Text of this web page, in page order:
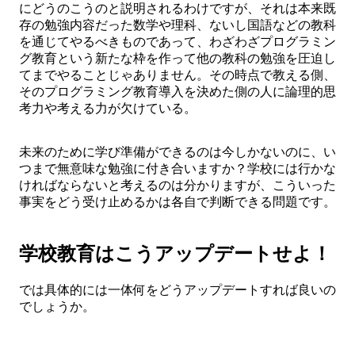
にどうのこうのと説明されるわけですが、それは本来既
存の勉強内容だった数学や理科、ないし国語などの教科
を通じてやるべきものであって、わざわざプログラミン
グ教育という新たな枠を作って他の教科の勉強を圧迫し
てまでやることじゃありません。その時点で教える側、
そのプログラミング教育導入を決めた側の人に論理的思
考力や考える力が欠けている。
未来のために学び準備ができるのは今しかないのに、い
つまで無意味な勉強に付き合いますか？学校には行かな
ければならないと考えるのは分かりますが、こういった
事実をどう受け止めるかは各自で判断できる問題です。
学校教育はこうアップデートせよ！
では具体的には一体何をどうアップデートすれば良いの
でしょうか。